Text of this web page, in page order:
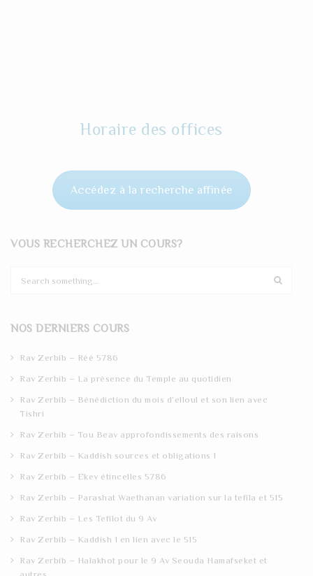
Horaire des offices
Accédez à la recherche affinée
VOUS RECHERCHEZ UN COURS?
c
NOS DERNIERS COURS
Rav Zerbib – Réé 5786
Rav Zerbib – La présence du Temple au quotidien
Rav Zerbib – Bénédiction du mois d’elloul et son lien avec
Tishri
Rav Zerbib – Tou Beav approfondissements des raisons
Rav Zerbib – Kaddish sources et obligations 1
Rav Zerbib – Ekev étincelles 5786
Rav Zerbib – Parashat Waethanan variation sur la tefila et 515
Rav Zerbib – Les Tefilot du 9 Av
Rav Zerbib – Kaddish 1 en lien avec le 515
Rav Zerbib – Halakhot pour le 9 Av Seouda Hamafseket et